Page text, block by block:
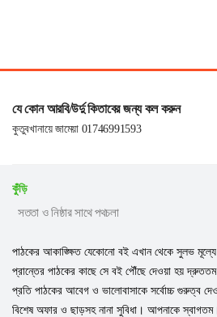
যে কোন আরবি/উর্দু কিতাবের জন্য কল করুন
কুতুবখানায়ে জামেয়া 01746991593
কুঁড়ি
সততা ও নিষ্ঠার সাথে পথচলা
পাঠকের আকাঙ্ক্ষিত যেকোনো বই এখান থেকে সুলভ
প্রান্তের পাঠকের কাছে সে বই পৌঁছে দেওয়া হয়
প্রতি পাঠকের আবেগ ও ভালোবাসাকে সর্বোচ্চ গুরুত্ব
বিশেষ অফার ও ছাড়সহ নানা সুবিধা। আপনাকে